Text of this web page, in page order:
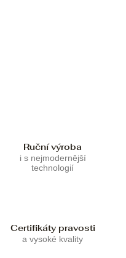
Ruční výroba
i s nejmodernější
technologií
Certifikáty pravosti
a vysoké kvality